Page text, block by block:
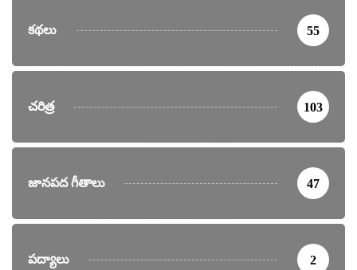
కథలు 55
చరిత్ర 103
జానపద గీతాలు 47
పద్యాలు 2